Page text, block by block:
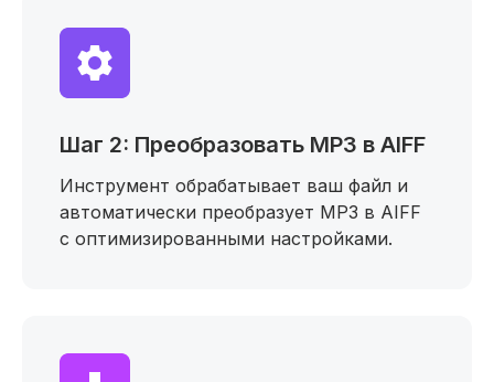
Шаг 2: Преобразовать MP3 в AIFF
Инструмент обрабатывает ваш файл и
автоматически преобразует MP3 в AIFF
с оптимизированными настройками.